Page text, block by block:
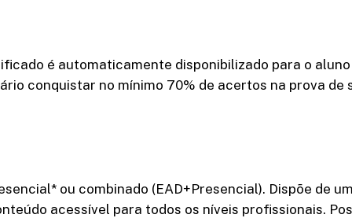
é automaticamente disponibilizado para o
conquistar no mínimo 70% de acertos na prova de
ou combinado (EAD+Presencial). Dispõe de
acessível para todos os níveis profissionais.